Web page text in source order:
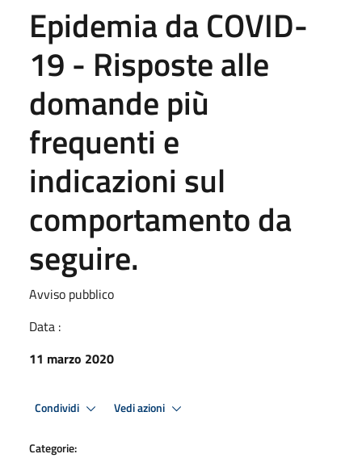
Epidemia da COVID-
19 - Risposte alle
domande più
frequenti e
indicazioni sul
comportamento da
seguire.
Avviso pubblico
Data :
11 marzo 2020
Condividi Vedi azioni
Categorie: